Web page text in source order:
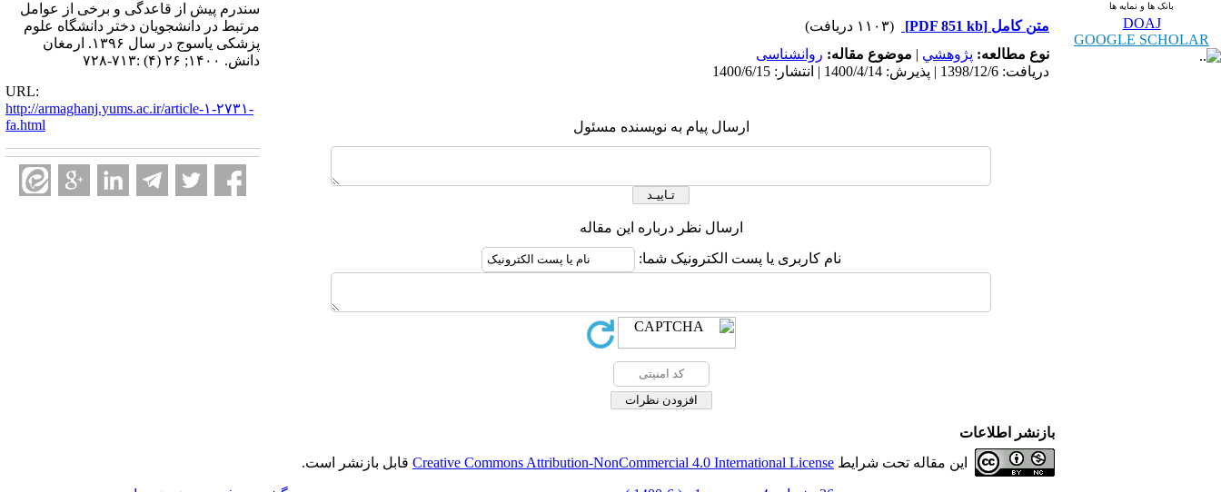
بانک ها و نمایه ها
DOAJ
GOOGLE SCHOLAR
متن کامل [PDF 851 kb]
(۱۱۰۳ دریافت)
نوع مطالعه: پژوهشي | موضوع مقاله: روانشناسی
دریافت: 1398/12/6 | پذیرش: 1400/4/14 | انتشار: 1400/6/15
ارسال پیام به نویسنده مسئول
ارسال نظر درباره این مقاله
نام کاربری یا پست الکترونیک شما:
سندرم پیش از قاعدگی و برخی از عوامل
مرتبط در دانشجویان دختر دانشگاه علوم
پزشکی یاسوج در سال ۱۳۹۶. ارمغان
دانش. ۱۴۰۰; ۲۶ (۴) :۷۱۳-۷۲۸
URL:
http://armaghanj.yums.ac.ir/article-۱-۲۷۳۱-
fa.html
بازنشر اطلاعات
این مقاله تحت شرایط Creative Commons Attribution-NonCommercial 4.0 International License قابل بازنشر است.